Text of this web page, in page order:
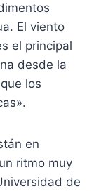
El viento
el principal
desde la
los
en
ritmo muy
de